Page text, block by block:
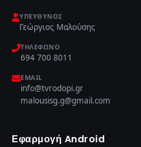
ΥΠΕΎΘΥΝΟΣ
Γεώργιος Μαλούσης
ΤΗΛΈΦΩΝΟ
694 700 8011
EMAIL
info@tvrodopi.gr
malousisg.g@gmail.com
Εφαρμογή Android